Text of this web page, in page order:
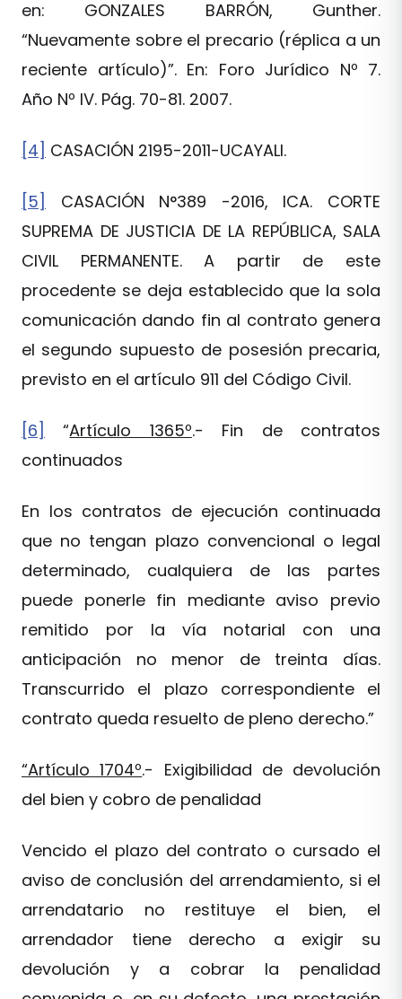
en: GONZALES BARRÓN, Gunther.
“Nuevamente sobre el precario (réplica a un
reciente artículo)”. En: Foro Jurídico Nº 7.
Año Nº IV. Pág. 70-81. 2007.
[4] CASACIÓN 2195-2011-UCAYALI.
[5]
CASACIÓN N°389 -2016, ICA. CORTE
SUPREMA DE JUSTICIA DE LA REPÚBLICA, SALA
CIVIL PERMANENTE. A partir de este
procedente se deja establecido que la sola
comunicación dando fin al contrato genera
el segundo supuesto de posesión precaria,
previsto en el artículo 911 del Código Civil.
[6] “Artículo 1365º.- Fin de contratos
continuados
En los contratos de ejecución continuada
que no tengan plazo convencional o legal
determinado, cualquiera de las partes
puede ponerle fin mediante aviso previo
remitido por la vía notarial con una
anticipación no menor de treinta días.
Transcurrido el plazo correspondiente el
contrato queda resuelto de pleno derecho.”
“Artículo 1704º.- Exigibilidad de devolución
del bien y cobro de penalidad
Vencido el plazo del contrato o cursado el
aviso de conclusión del arrendamiento, si el
arrendatario no restituye el bien, el
arrendador tiene derecho a exigir su
devolución y a cobrar la penalidad